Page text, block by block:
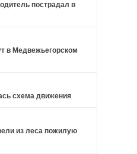
пострадал в
в Медвежьегорском
схема движения
из леса пожилую